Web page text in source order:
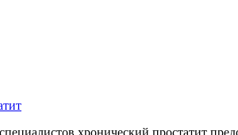
хронический простатит